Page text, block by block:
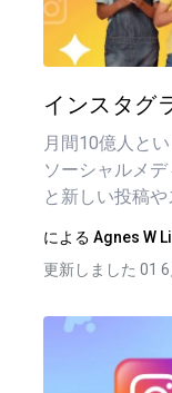
インスタグ
月間10億人と
ソーシャルメ
と新しい投稿
による Agnes W
更新しました 01